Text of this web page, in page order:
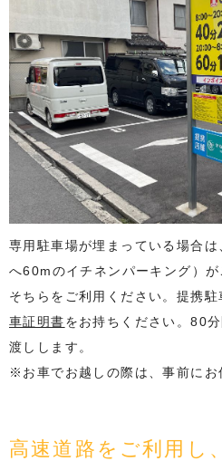
専用駐車場が埋まっている場合
へ60mのイチネンパーキング）が
そちらをご利用ください。提携
車証明書をお持ちください。80
渡しします。
※お車でお越しの際は、事前にお
高速道路をご利用し